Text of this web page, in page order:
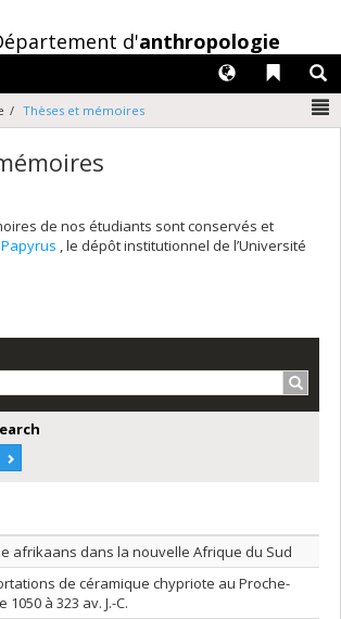
d'anthropologie
Liens
Langues
Thèses et mémoires
de nos étudiants sont conservés et
Papyrus , le dépôt institutionnel de l’Université
in descending order
by title in descending order
afrikaans dans la nouvelle Afrique du Sud
de céramique chypriote au Proche-
1050 à 323 av. J.-C.